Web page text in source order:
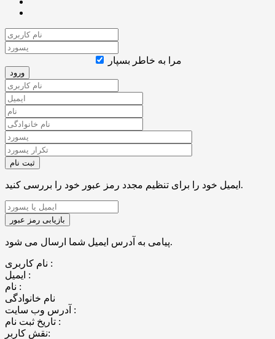
مرا به خاطر بسپار
ایمیل خود را برای تنظیم مجدد رمز عبور خود را بررسی کنید.
پیامی به آدرس ایمیل شما ارسال می شود.
نام کاربری :
ایمیل :
نام :
نام خانوادگی
آدرس وب سایت :
تاریخ ثبت نام :
نقش کاربر: